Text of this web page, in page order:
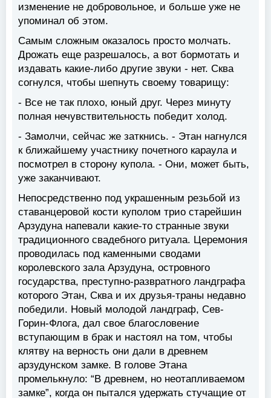
изменение не добровольное, и больше уже не
упоминал об этом.
Самым сложным оказалось просто молчать.
Дрожать еще разрешалось, а вот бормотать и
издавать какие-либо другие звуки - нет. Сква
согнулся, чтобы шепнуть своему товарищу:
- Все не так плохо, юный друг. Через минуту
полная нечувствительность победит холод.
- Замолчи, сейчас же заткнись. - Этан нагнулся
к ближайшему участнику почетного караула и
посмотрел в сторону купола. - Они, может быть,
уже заканчивают.
Непосредственно под украшенным резьбой из
ставанцеровой кости куполом трио старейшин
Арзудуна напевали какие-то странные звуки
традиционного свадебного ритуала. Церемония
проводилась под каменными сводами
королевского зала Арзудуна, островного
государства, преступно-развратного ландграфа
которого Этан, Сква и их друзья-траны недавно
победили. Новый молодой ландграф, Сев-
Горин-Флога, дал свое благословение
вступающим в брак и настоял на том, чтобы
клятву на верность они дали в древнем
арзудунском замке. В голове Этана
промелькнуло: “В древнем, но неотапливаемом
замке”, когда он пытался удержать стучащие от